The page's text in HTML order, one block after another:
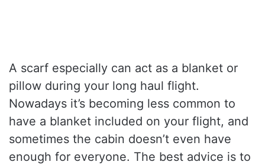
A scarf especially can act as a blanket or
pillow during your long haul flight.
Nowadays it’s becoming less common to
have a blanket included on your flight, and
sometimes the cabin doesn’t even have
enough for everyone. The best advice is to